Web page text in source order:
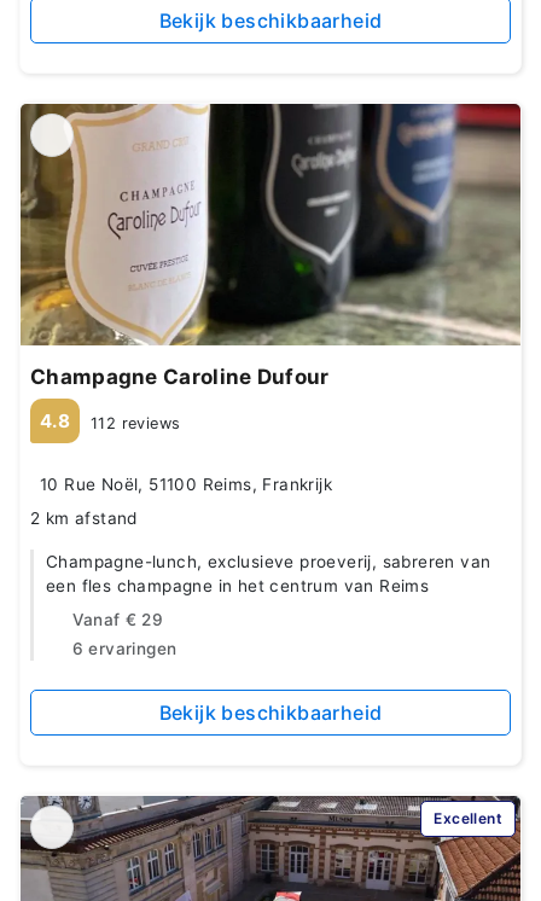
Bekijk beschikbaarheid
Champagne Caroline Dufour
4.8 112 reviews
10 Rue Noël, 51100 Reims, Frankrijk
2 km afstand
Champagne-lunch, exclusieve proeverij, sabreren van
een fles champagne in het centrum van Reims
Vanaf € 29
6 ervaringen
Bekijk beschikbaarheid
Excellent